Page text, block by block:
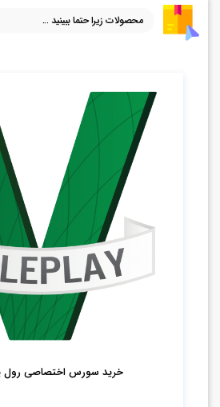
محصولات زیرا حتما ببینید ...
خرید سورس اختصاصی رول